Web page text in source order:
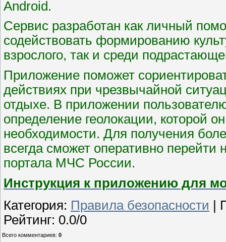
Android.
Сервис разработан как личный
содействовать формированию
взрослого, так и среди
Приложение поможет
действиях при чрезвычайной
отдыхе. В приложении
определение геолокации, которой
необходимости. Для получения
всегда сможет оперативно перейти
портала МЧС России.
Инструкция к приложению для
Категория: Правила безопасности
Рейтинг: 0.0/0
Всего комментариев: 0